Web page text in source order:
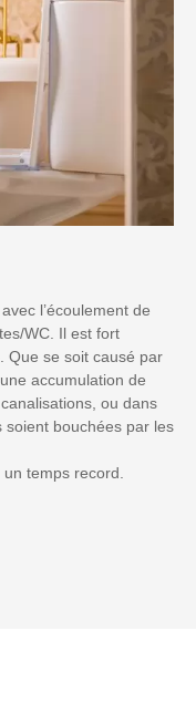
l’écoulement de
WC. Il est fort
Que se soit causé par
accumulation de
ou dans
soient bouchées par les
temps record.